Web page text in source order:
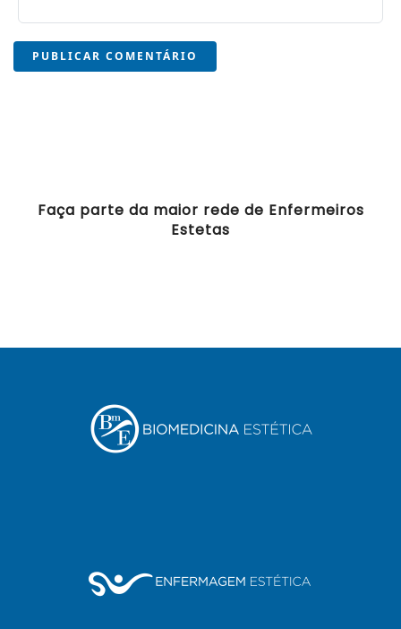
PUBLICAR COMENTÁRIO
Faça parte da maior rede de Enfermeiros
Estetas